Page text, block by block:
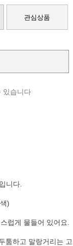
관심상품
있습니다
니다.
)
럽게 물들어 있어요.
툼하고 말랑거리는 고